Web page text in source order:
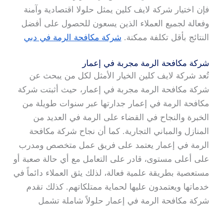
فإن اختيار شركة لايف كلين يمثل حلولا اقتصادية وآمنة
وفعالة لجميع العملاء الذين يسعون للحصول على أفضل
النتائج بأقل تكلفة ممكنة. شركة مكافحة الرمة في دبي
شركة مكافحة الرمة مجربة في إعمار
تُعد شركة لايف كلين الخيار الأمثل لكل من يبحث عن
شركة مكافحة الرمة مجربة في إعمار، حيث أثبتت شركة
مكافحة الرمة في إعمار جدارتها عبر سنوات طويلة من
الخبرة والنجاح في القضاء على الرمة في العديد من
المنازل والمباني التجارية. كما أن نجاح شركة مكافحة
الرمة في إعمار يعتمد على فريق عمل متخصص ومدرب
على أعلى مستوى، قادر على التعامل مع أي حالة صعبة أو
مستعصية بطريقة علمية فعالة، لذلك يثق العملاء دائماً في
خدماتها ويعتمدون عليها لحماية ممتلكاتهم. كذلك تقدم
شركة مكافحة الرمة في إعمار حلولاً شاملة تشمل